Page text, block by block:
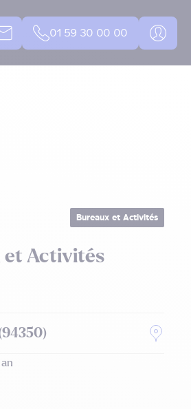
01 59 30 00 00
Bureaux et Activités
et Activités